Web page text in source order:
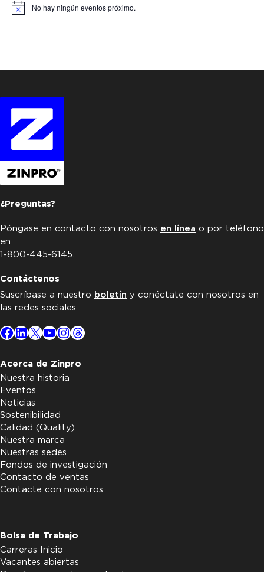
Notice No hay ningún eventos próximo.
¿Preguntas?
Póngase en contacto con nosotros en línea o por teléfono
en
1-800-445-6145.
Contáctenos
Suscríbase a nuestro boletín y conéctate con nosotros en
las redes sociales.
Facebook
LinkedIn
X YouTube
Instagram
Threads
Acerca de Zinpro
Nuestra historia
Eventos
Noticias
Sostenibilidad
Calidad (Quality)
Nuestra marca
Nuestras sedes
Fondos de investigación
Contacto de ventas
Contacte con nosotros
Bolsa de Trabajo
Carreras Inicio
Vacantes abiertas